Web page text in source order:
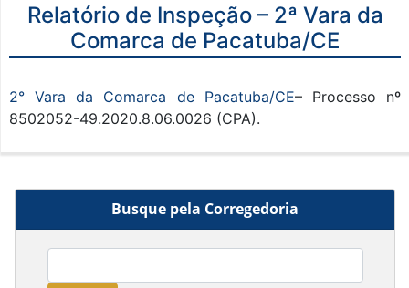
Busque pela Corregedoria
Relatório de Inspeção – 2ª Vara da
Comarca de Pacatuba/CE
2° Vara da Comarca de Pacatuba/CE– Processo nº
8502052-49.2020.8.06.0026 (CPA).